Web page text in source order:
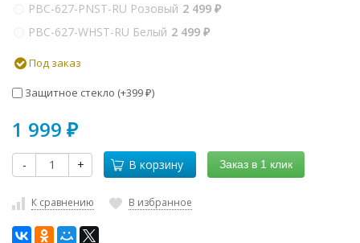
PBC-627-PNST-RU Розовый 2 499 ₽
PBC-627-WHST-RU Белый 2 499 ₽
Под заказ
Защитное стекло (+399 ₽)
1 999 ₽
- + В корзину Заказ в 1 клик
К сравнению В избранное